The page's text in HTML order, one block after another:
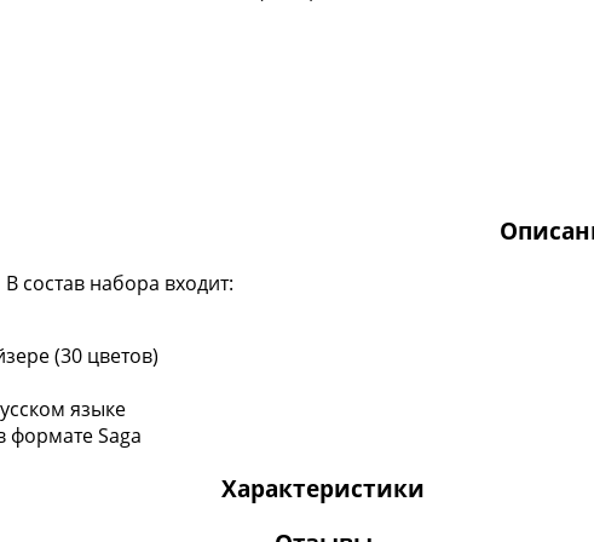
В состав набора входит:
(30 цветов)
языке
формате Saga
Характеристики